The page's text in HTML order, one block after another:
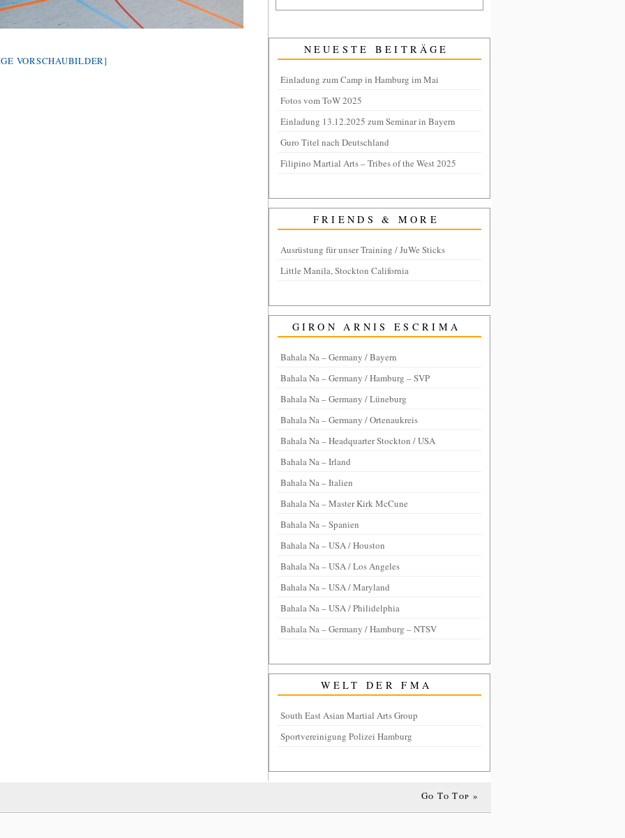
VORSCHAUBILDER]
NEUESTE BEITRÄGE
Einladung zum Camp in Hamburg im Mai
Fotos vom ToW 2025
Einladung 13.12.2025 zum Seminar in Bayern
Guro Titel nach Deutschland
Filipino Martial Arts – Tribes of the West 2025
FRIENDS & MORE
Ausrüstung für unser Training / JuWe Sticks
Little Manila, Stockton California
GIRON ARNIS ESCRIMA
Bahala Na – Germany / Bayern
Bahala Na – Germany / Hamburg – SVP
Bahala Na – Germany / Lüneburg
Bahala Na – Germany / Ortenaukreis
Bahala Na – Headquarter Stockton / USA
Bahala Na – Irland
Bahala Na – Italien
Bahala Na – Master Kirk McCune
Bahala Na – Spanien
Bahala Na – USA / Houston
Bahala Na – USA / Los Angeles
Bahala Na – USA / Maryland
Bahala Na – USA / Philidelphia
Bahala Na – Germany / Hamburg – NTSV
WELT DER FMA
South East Asian Martial Arts Group
Sportvereinigung Polizei Hamburg
Go To Top »